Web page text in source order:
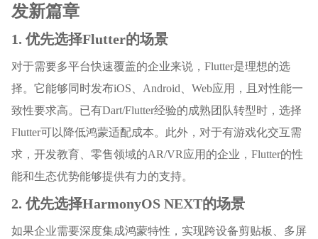
发新篇章
1. 优先选择Flutter的场景
对于需要多平台快速覆盖的企业来说，Flutter是理想的选
择。它能够同时发布iOS、Android、Web应用，且对性能一
致性要求高。已有Dart/Flutter经验的成熟团队转型时，选择
Flutter可以降低鸿蒙适配成本。此外，对于有游戏化交互需
求，开发教育、零售领域的AR/VR应用的企业，Flutter的性
能和生态优势能够提供有力的支持。
2. 优先选择HarmonyOS NEXT的场景
如果企业需要深度集成鸿蒙特性，实现跨设备剪贴板、多屏